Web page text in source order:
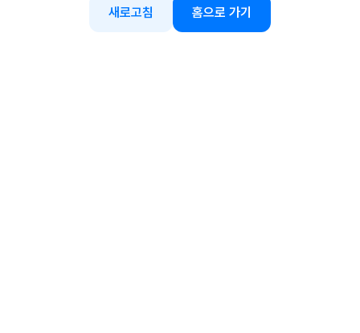
새로고침 홈으로 가기